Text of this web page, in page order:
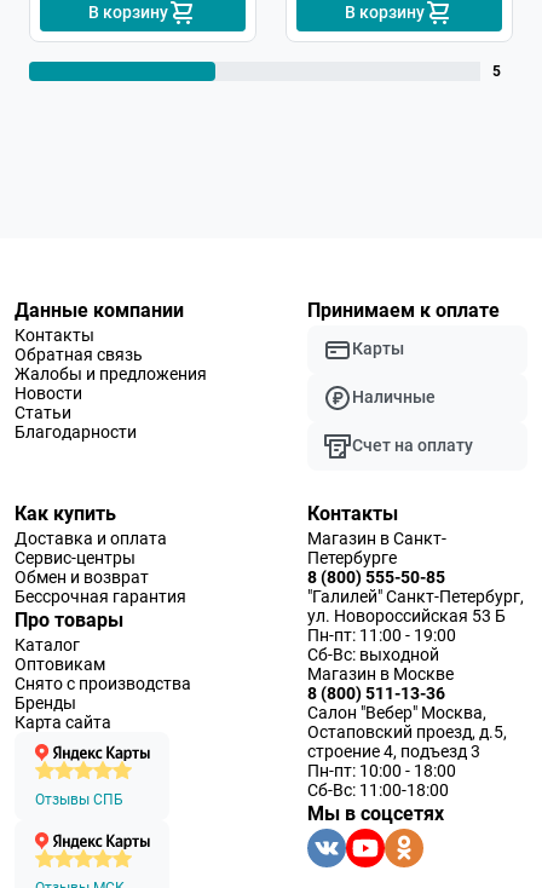
В корзину В корзину
5
Данные компании
Контакты
Обратная связь
Жалобы и предложения
Новости
Статьи
Благодарности
Принимаем к оплате
Карты
Наличные
Счет на оплату
Как купить
Доставка и оплата
Сервис-центры
Обмен и возврат
Бессрочная гарантия
Про товары
Каталог
Оптовикам
Снято с производства
Бренды
Карта сайта
Отзывы СПБ
Контакты
Магазин в Санкт-
Петербурге
8 (800) 555-50-85
"Галилей" Санкт-Петербург,
ул. Новороссийская 53 Б
Пн-пт: 11:00 - 19:00
Сб-Вс: выходной
Магазин в Москве
8 (800) 511-13-36
Салон "Вебер" Москва,
Остаповский проезд, д.5,
строение 4, подъезд 3
Пн-пт: 10:00 - 18:00
Сб-Вс: 11:00-18:00
Мы в соцсетях